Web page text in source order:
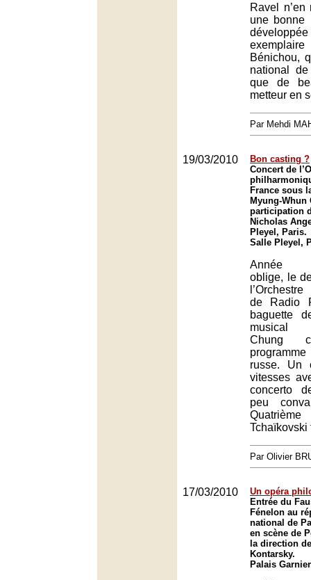
Ravel
une bonne
Bénichou,
national
que de
metteur en
Par Mehdi
19/03/2010
Bon casting ?
Concert de
France sous
Myung-Whun
participation
Nicholas
Pleyel, Paris.
Salle Pleyel,
Année
oblige, le
de Radio
baguette
musical
Chung
russe. Un
vitesses
concerto
peu
Tchaïkovski
Par Olivier
17/03/2010
Un opéra
Entrée du
Fénelon au
national de
en scène de
la direction
Kontarsky.
Palais